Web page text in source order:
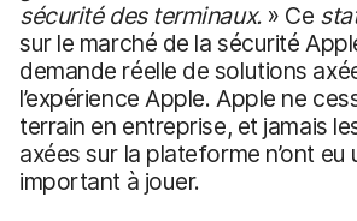
sécurité des terminaux.» Ce
sur le marché de la sécurité
demande réelle de solutions
l’expérience Apple. Apple ne
terrain en entreprise, et jamais
axées sur la plateforme n’ont eu
important à jouer.